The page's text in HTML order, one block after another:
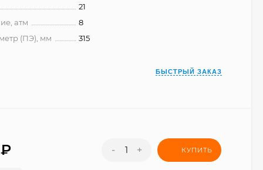
21
атм
8
(ПЭ), мм
315
БЫСТРЫЙ ЗАКАЗ
₽ - + КУПИТЬ